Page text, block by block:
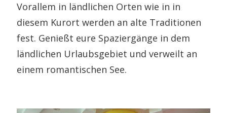
Vorallem in ländlichen Orten wie in in
diesem Kurort werden an alte Traditionen
fest. Genießt eure Spaziergänge in dem
ländlichen Urlaubsgebiet und verweilt an
einem romantischen See.